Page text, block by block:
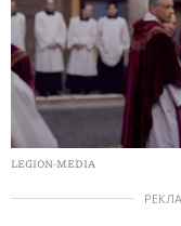
LEGION-MEDIA